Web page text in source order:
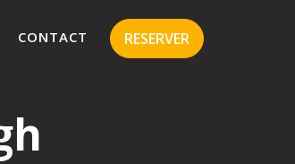
RESERVER
CONTACT